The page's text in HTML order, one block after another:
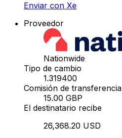
Enviar con Xe
Proveedor
Nationwide
Tipo de cambio
1.319400
Comisión de transferencia
15.00 GBP
El destinatario recibe
26,368.20 USD